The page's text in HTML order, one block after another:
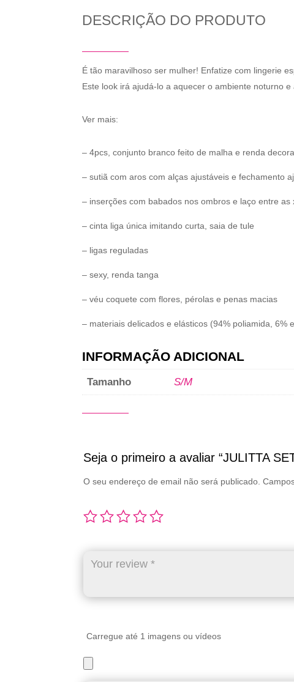
DESCRIÇÃO DO PRODUTO
É tão maravilhoso ser mulher! Enfatize com lingerie
Este look irá ajudá-lo a aquecer o ambiente noturno
Ver mais:
– 4pcs, conjunto branco feito de malha e renda
– sutiã com aros com alças ajustáveis ​​e fechamento
– inserções com babados nos ombros e laço entre as
– cinta liga única imitando curta, saia de tule
– ligas reguladas
– sexy, renda tanga
– véu coquete com flores, pérolas e penas macias
– materiais delicados e elásticos (94% poliamida, 6%
INFORMAÇÃO ADICIONAL
Tamanho S/M
Seja o primeiro a avaliar “JULITTA
O seu endereço de email não será publicado.
Carregue até 1 imagens ou vídeos